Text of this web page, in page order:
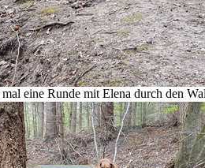
eine Runde mit Elena durch den